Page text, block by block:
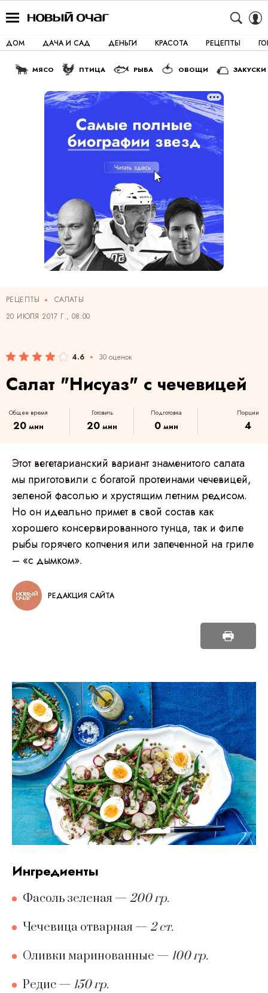
ДОМ ДАЧА И САД ДЕНЬГИ КРАСОТА РЕЦЕПТЫ
🐂 МЯСО 🐓 ПТИЦА 🐟 РЫБА 🍅 ОВОЩИ 🌮 ЗАКУСКИ
РЕЦЕПТЫ
САЛАТЫ
20 ИЮЛЯ 2017 Г., 08:00
4.6 30 оценок
Салат "Нисуаз" с чечевицей
Общее время
20 мин
Готовить
20 мин
Подготовка
0 мин
Порции
4
Этот вегетарианский вариант знаменитого салата
мы приготовили с богатой протеинами чечевицей,
зеленой фасолью и хрустящим летним редисом.
Но он идеально примет в свой состав как
хорошего консервированного тунца, так и филе
рыбы горячего копчения или запеченной на гриле
– «с дымком».
РЕДАКЦИЯ САЙТА
ингредиенты
Фасоль зеленая — 200 гр.
Чечевица отварная — 2 ст.
Оливки маринованные — 100 гр.
Редис — 150 гр.